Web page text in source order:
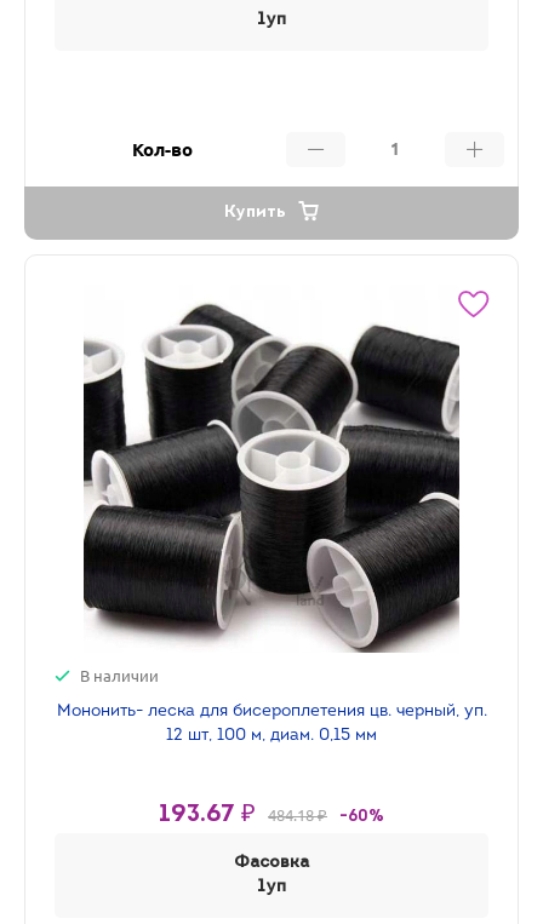
1уп
Кол-во
Купить
В наличии
Мононить- леска для бисероплетения цв. черный, уп.
12 шт, 100 м, диам. 0,15 мм
193.67 ₽ 484.18 ₽ -60%
Фасовка
1уп